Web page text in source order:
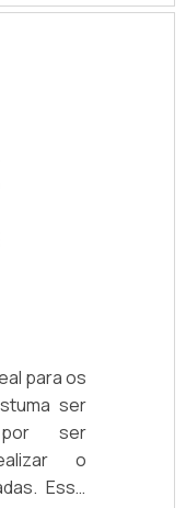
seu
Solicite
com a
para os
ser
por ser
o
Esse